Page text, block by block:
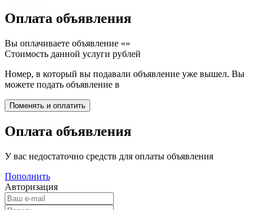
Оплата объявления
Вы оплачиваете объявление «»
Стоимость данной услуги рублей
Номер, в который вы подавали объявление уже вышел. Вы
можете подать объявление в
Оплата объявления
У вас недостаточно средств для оплаты объявления
Пополнить
Авторизация